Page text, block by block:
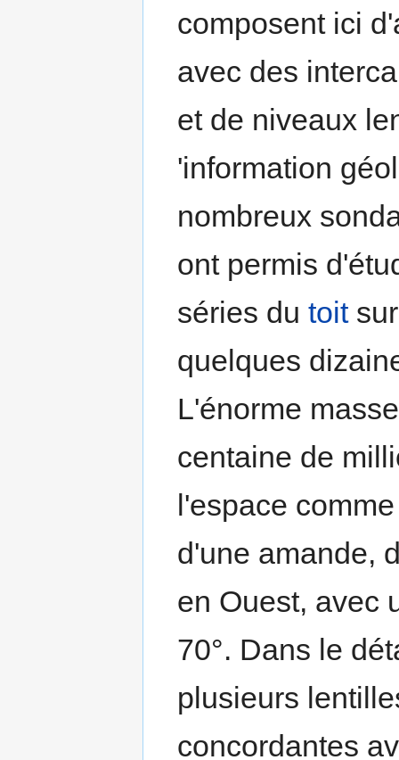
composent ici
avec des
et de niveaux
'information
nombreux
ont permis
séries dutoit
quelques
L'énorme
centaine de
l'espace
d'une amande,
en Ouest, avec
70°. Dans le
plusieurs
concordantes